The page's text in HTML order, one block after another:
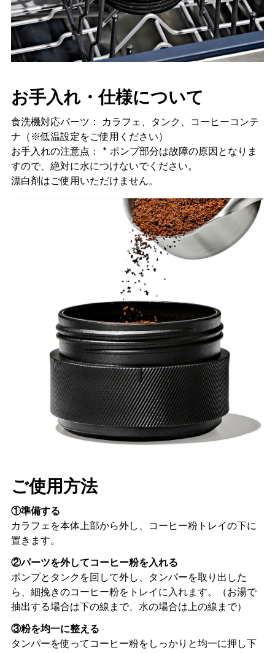
お手入れ・仕様について
食洗機対応パーツ： カラフェ、タンク、コーヒーコンテ
ナ（※低温設定をご使用ください）
お手入れの注意点： * ポンプ部分は故障の原因となりま
すので、絶対に水につけないでください。
漂白剤はご使用いただけません。
ご使用方法
①準備する
カラフェを本体上部から外し、コーヒー粉トレイの下に
置きます。
②パーツを外してコーヒー粉を入れる
ポンプとタンクを回して外し、タンパーを取り出した
ら、細挽きのコーヒー粉をトレイに入れます。（お湯で
抽出する場合は下の線まで、水の場合は上の線まで）
③粉を均一に整える
タンパーを使ってコーヒー粉をしっかりと均一に押し下